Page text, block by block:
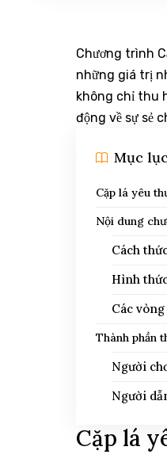
Chương trình
những giá trị
không chỉ thu
động về sự sẻ
Mục lục
Cặp lá yêu
Nội dung
Cách
Hình
Các
Thành phần
Người
Người
Cặp lá